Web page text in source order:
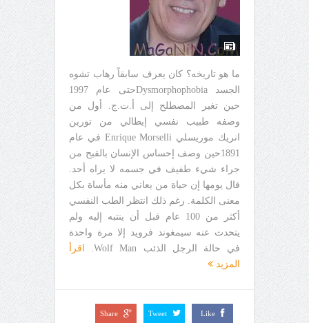
ما هو تاريخه؟ كان يعرف سابقاً رهاب تشوه
الجسد Dysmorphophobiaحتى عام 1997
حين تغير المصطلح إلى أ.ت.ج. أول من
وصفه طبيب نفسي إيطالي من تورين
انريك موريسلي Enrique Morselli في عام
1891حين وصف إحساس الإنسان بالقبح من
جراء شيء طفيف في جسمه لا يراه أحد.
قال يومها إن حياة من يعاني منه مأساة بكل
معنى الكلمة. رغم ذلك انتظر الطب النفسي
أكثر من 100 عام قبل أن ينتبه إليه ولم
يتحدث عنه سيمغوند فرويد إلا مرة واحدة
في حالة الرجل الذئب Wolf Man.
اقرأ
المزيد
Like
Tweet
Share